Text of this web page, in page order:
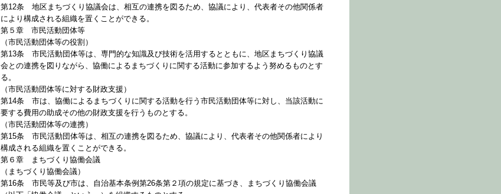
第12条 地区まちづくり協議会は、相互の連携を図るため、協議により、代表者その他関係者
により構成される組織を置くことができる。
第５章 市民活動団体等
（市民活動団体等の役割）
第13条 市民活動団体等は、専門的な知識及び技術を活用するとともに、地区まちづくり協議
会との連携を図りながら、協働によるまちづくりに関する活動に参加するよう努めるものとす
る。
（市民活動団体等に対する財政支援）
第14条 市は、協働によるまちづくりに関する活動を行う市民活動団体等に対し、当該活動に
要する費用の助成その他の財政支援を行うものとする。
（市民活動団体等の連携）
第15条 市民活動団体等は、相互の連携を図るため、協議により、代表者その他関係者により
構成される組織を置くことができる。
第６章 まちづくり協働会議
（まちづくり協働会議）
第16条 市民等及び市は、自治基本条例第26条第２項の規定に基づき、まちづくり協働会議